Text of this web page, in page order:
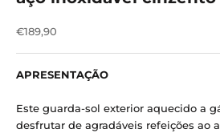
Preço de venda
€189,90
APRESENTAÇÃO
Este guarda-sol exterior aquecido a
desfrutar de agradáveis ​​refeições ao